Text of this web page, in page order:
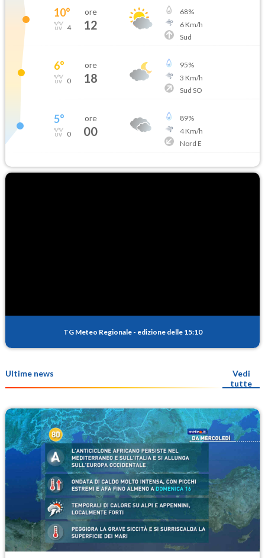
10°
4
ore
12
68%
6Km/h
Sud
6°
0
ore
18
95%
3 Km/h
Sud SO
5°
0
ore
00
89%
4Km/h
Nord E
TG Meteo Regionale - edizione delle 15:10
Ultime news
Vedi
tutte